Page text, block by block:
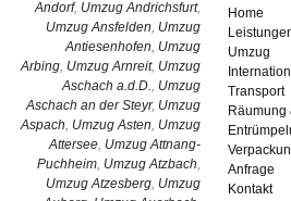
Andorf, Umzug Andrichsfurt,
Umzug Ansfelden, Umzug
Antiesenhofen, Umzug
Arbing, Umzug Arnreit, Umzug
Aschach a.d.D., Umzug
Aschach an der Steyr, Umzug
Aspach, Umzug Asten, Umzug
Attersee, Umzug Attnang-
Puchheim, Umzug Atzbach,
Umzug Atzesberg, Umzug
Home
Umzug
Transport
Räumung
Anfrage
Kontakt